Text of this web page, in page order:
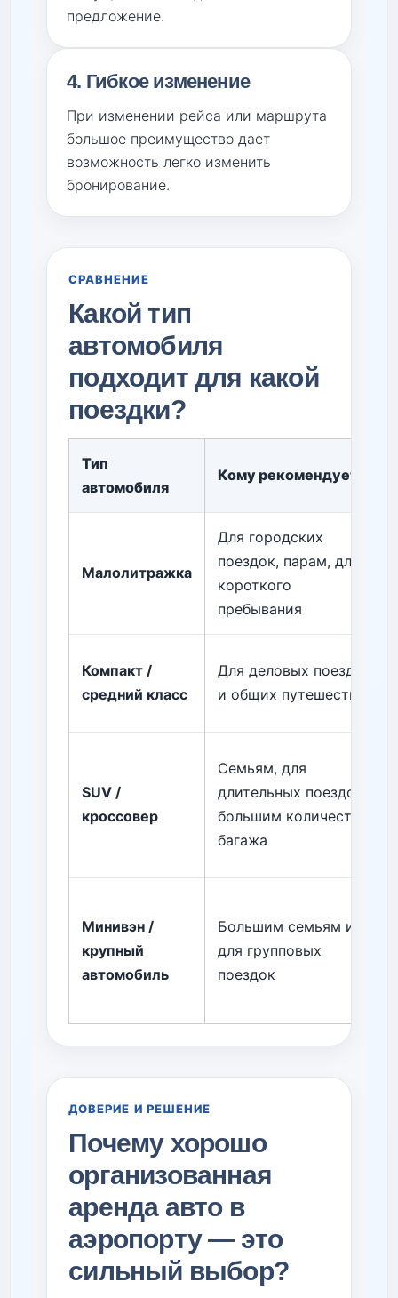
предложение.
4. Гибкое изменение
При изменении рейса или маршрута
большое преимущество дает
возможность легко изменить
бронирование.
СРАВНЕНИЕ
Какой тип
автомобиля
подходит для какой
поездки?
Тип
автомобиля
Кому рекомендуется
Малолитражка
Для городских
поездок, парам, для
короткого
пребывания
Компакт /
средний класс
Для деловых поездок
и общих путешествий
SUV /
кроссовер
Семьям, для
длительных поездок, с
большим количеством
багажа
Минивэн /
крупный
автомобиль
Большим семьям или
для групповых
поездок
ДОВЕРИЕ И РЕШЕНИЕ
Почему хорошо
организованная
аренда авто в
аэропорту — это
сильный выбор?